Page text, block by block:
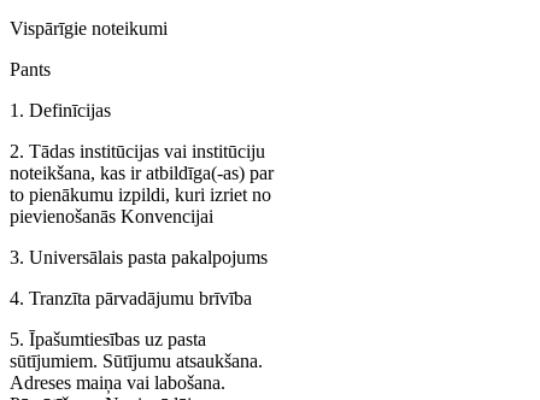
Vispārīgie noteikumi
Pants
1. Definīcijas
2. Tādas institūcijas vai institūciju
noteikšana, kas ir atbildīga(-as) par
to pienākumu izpildi, kuri izriet no
pievienošanās Konvencijai
3. Universālais pasta pakalpojums
4. Tranzīta pārvadājumu brīvība
5. Īpašumtiesības uz pasta
sūtījumiem. Sūtījumu atsaukšana.
Adreses maiņa vai labošana.